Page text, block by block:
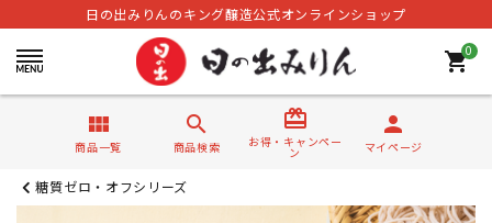
日の出みりんのキング醸造公式オンラインショップ
0
shopping_cart
view_module
商品一覧
search
商品検索
card_giftcard
お得・キャンペー
ン
person
マイページ
糖質ゼロ・オフシリーズ